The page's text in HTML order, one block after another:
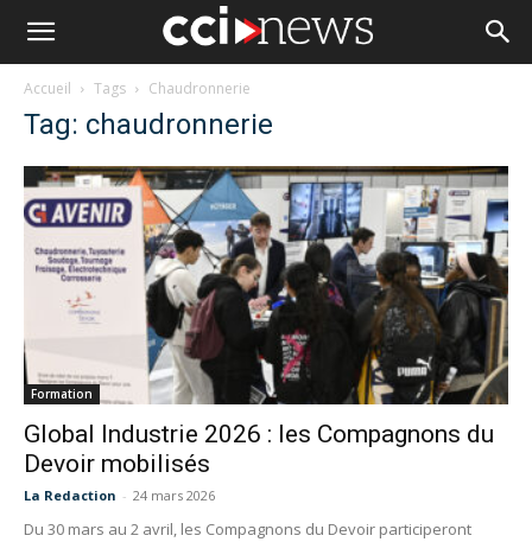
Accueil Tags Chaudronnerie
Tag: chaudronnerie
Formation
Global Industrie 2026 : les Compagnons du
Devoir mobilisés
La Redaction - 24 mars 2026
Du 30 mars au 2 avril, les Compagnons du Devoir participeront